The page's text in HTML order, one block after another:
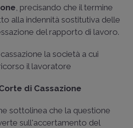
, precisando che il termine
alla indennità sostitutiva delle
del rapporto di lavoro.
la società a cui
il lavoratore
di Cassazione
sottolinea che la questione
sull'accertamento del